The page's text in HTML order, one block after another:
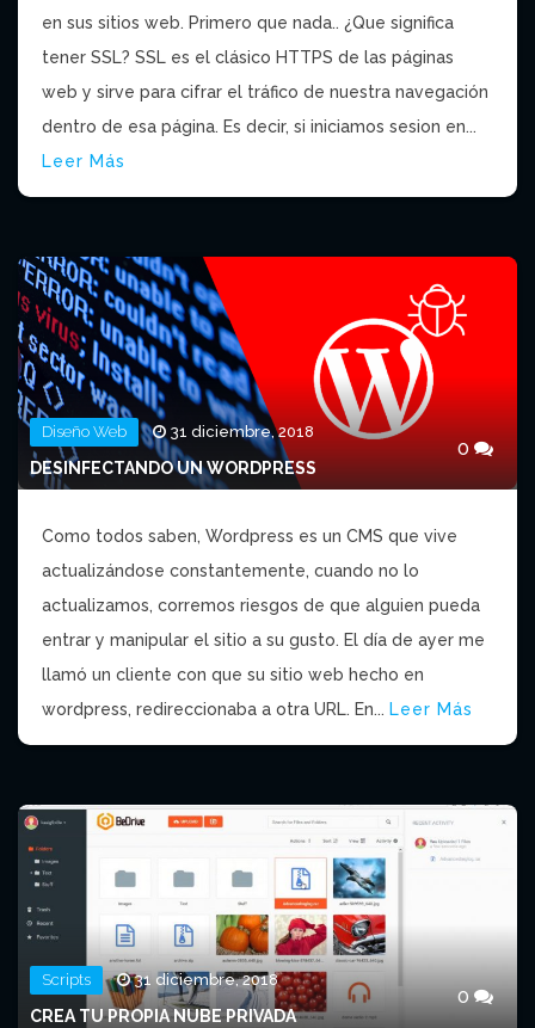
en sus sitios web. Primero que nada.. ¿Que significa
tener SSL? SSL es el clásico HTTPS de las páginas
web y sirve para cifrar el tráfico de nuestra navegación
dentro de esa página. Es decir, si iniciamos sesion en...
Leer Más
Diseño Web 31 diciembre, 2018
0
DESINFECTANDO UN WORDPRESS
Como todos saben, Wordpress es un CMS que vive
actualizándose constantemente, cuando no lo
actualizamos, corremos riesgos de que alguien pueda
entrar y manipular el sitio a su gusto. El día de ayer me
llamó un cliente con que su sitio web hecho en
wordpress, redireccionaba a otra URL. En... Leer Más
Scripts 31 diciembre, 2018
0
CREA TU PROPIA NUBE PRIVADA